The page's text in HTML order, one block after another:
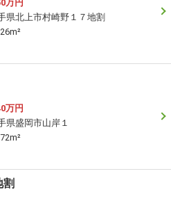
万円
県北上市村崎野１７地割
万円
県盛岡市山岸１